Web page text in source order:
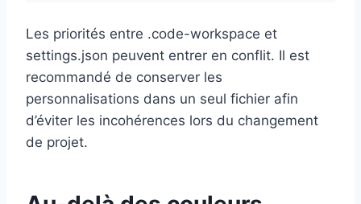
Les priorités entre .code-workspace et
settings.json peuvent entrer en conflit. Il est
recommandé de conserver les
personnalisations dans un seul fichier afin
d’éviter les incohérences lors du changement
de projet.